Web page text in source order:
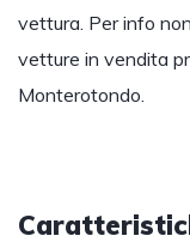
vettura. Per info
vetture in vendita
Monterotondo.